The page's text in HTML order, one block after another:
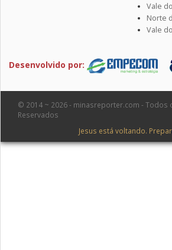
Vale
Norte
Vale
Desenvolvido por:
© 2014 ~ 2026 - minasreporter.com - Todos
Reservados
Jesus está voltando.